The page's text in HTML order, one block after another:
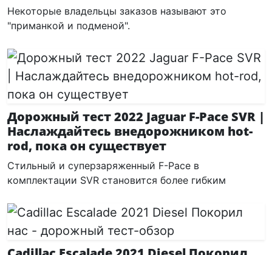
Некоторые владельцы заказов называют это
"приманкой и подменой".
Дорожный тест 2022 Jaguar F-Pace SVR |
Наслаждайтесь внедорожником hot-
rod, пока он существует
Стильный и суперзаряженный F-Pace в
комплектации SVR становится более гибким